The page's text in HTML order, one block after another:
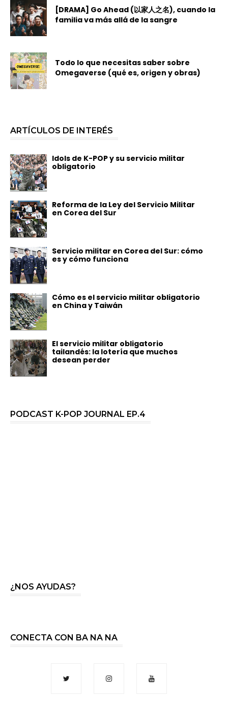
[DRAMA] Go Ahead (以家人之名), cuando la
familia va más allá de la sangre
Todo lo que necesitas saber sobre
Omegaverse (qué es, origen y obras)
ARTÍCULOS DE INTERÉS
Idols de K-POP y su servicio militar
obligatorio
Reforma de la Ley del Servicio Militar
en Corea del Sur
Servicio militar en Corea del Sur: cómo
es y cómo funciona
Cómo es el servicio militar obligatorio
en China y Taiwán
El servicio militar obligatorio
tailandés: la lotería que muchos
desean perder
PODCAST K-POP JOURNAL EP.4
¿NOS AYUDAS?
CONECTA CON BA NA NA